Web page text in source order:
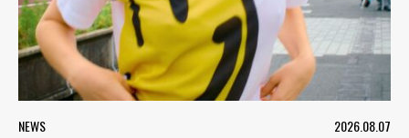
NEWS 2026.08.07